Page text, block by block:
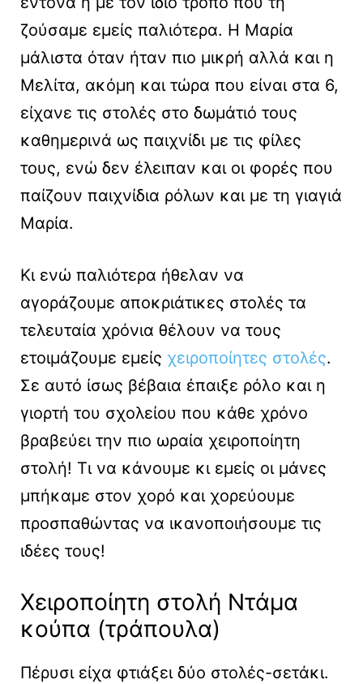
ζούσαμε εμείς παλιότερα. Η Μαρία
μάλιστα όταν ήταν πιο μικρή αλλά και η
Μελίτα, ακόμη και τώρα που είναι στα 6,
είχανε τις στολές στο δωμάτιό τους
καθημερινά ως παιχνίδι με τις φίλες
τους, ενώ δεν έλειπαν και οι φορές που
παίζουν παιχνίδια ρόλων και με τη γιαγιά
Μαρία.
Κι ενώ παλιότερα ήθελαν να
αγοράζουμε αποκριάτικες στολές τα
τελευταία χρόνια θέλουν να τους
ετοιμάζουμε εμείς χειροποίητες στολές.
Σε αυτό ίσως βέβαια έπαιξε ρόλο και η
γιορτή του σχολείου που κάθε χρόνο
βραβεύει την πιο ωραία χειροποίητη
στολή! Τι να κάνουμε κι εμείς οι μάνες
μπήκαμε στον χορό και χορεύουμε
προσπαθώντας να ικανοποιήσουμε τις
ιδέες τους!
Χειροποίητη στολή Ντάμα
κούπα (τράπουλα)
Πέρυσι είχα φτιάξει δύο στολές-σετάκι.